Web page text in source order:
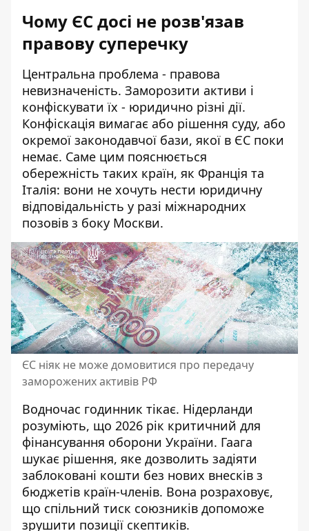
Чому ЄС досі не розв'язав
правову суперечку
Центральна проблема - правова
невизначеність. Заморозити активи і
конфіскувати їх - юридично різні дії.
Конфіскація вимагає або рішення суду, або
окремої законодавчої бази, якої в ЄС поки
немає. Саме цим пояснюється
обережність таких країн, як Франція та
Італія: вони не хочуть нести юридичну
відповідальність у разі міжнародних
позовів з боку Москви.
ЄС ніяк не може домовитися про передачу
заморожених активів РФ
Водночас годинник тікає. Нідерланди
розуміють, що 2026 рік критичний для
фінансування оборони України. Гаага
шукає рішення, яке дозволить задіяти
заблоковані кошти без нових внесків з
бюджетів країн-членів. Вона розраховує,
що спільний тиск союзників допоможе
зрушити позиції скептиків.